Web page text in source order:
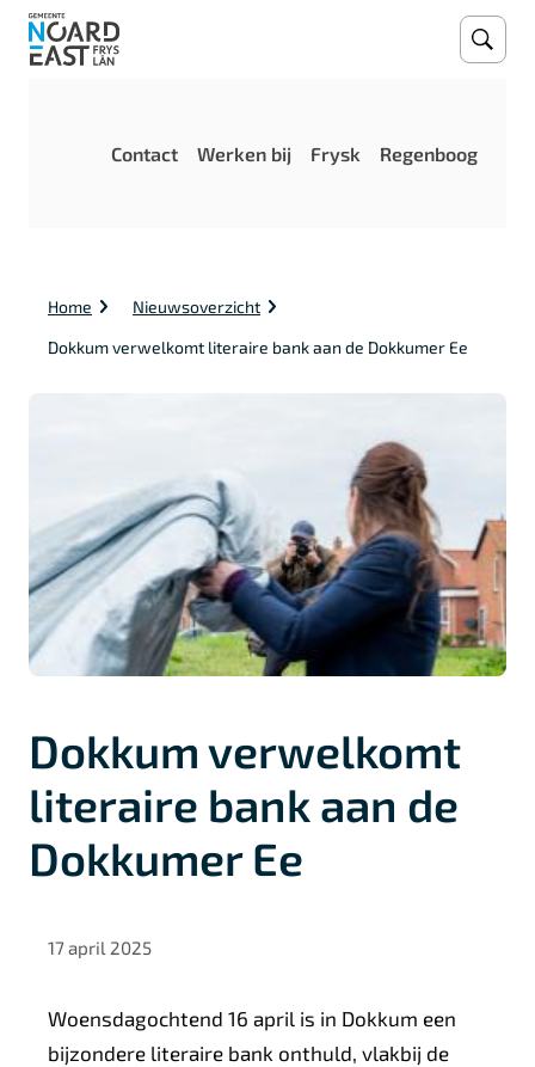
Open
e
Contact Werken bij Frysk Regenboog
K
u
Home
Nieuwsoverzicht
Dokkum verwelkomt literaire bank aan de Dokkumer Ee
Dokkum verwelkomt
literaire bank aan de
Dokkumer Ee
17 april 2025
Woensdagochtend 16 april is in Dokkum een
bijzondere literaire bank onthuld, vlakbij de